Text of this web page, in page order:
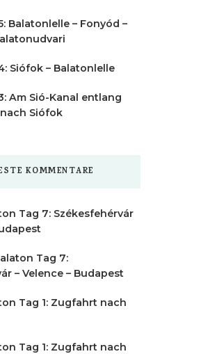
Balatonlelle – Fonyód –
Siófok – Balatonlelle
Am Sió-Kanal entlang
Siófok
KOMMENTARE
Tag 7: Székesfehérvár
Tag 7:
– Velence – Budapest
Tag 1: Zugfahrt nach
Tag 1: Zugfahrt nach